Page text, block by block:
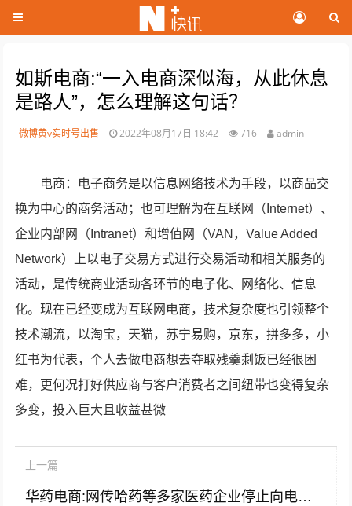
如斯电商:“一入电商深似海，从此休息
是路人”，怎么理解这句话？
微博黄v实时号出售 2022年08月17日 18:42 716 admin
电商：电子商务是以信息网络技术为手段，以商品交
换为中心的商务活动；也可理解为在互联网（Internet）、
企业内部网（Intranet）和增值网（VAN，Value Added
Network）上以电子交易方式进行交易活动和相关服务的
活动，是传统商业活动各环节的电子化、网络化、信息
化。现在已经变成为互联网电商，技术复杂度也引领整个
技术潮流，以淘宝，天猫，苏宁易购，京东，拼多多，小
红书为代表，个人去做电商想去夺取残羹剩饭已经很困
难，更何况打好供应商与客户消费者之间纽带也变得复杂
多变，投入巨大且收益甚微
上一篇
华药电商:网传哈药等多家医药企业停止向电商平台供货，如属实，是怕药价下跌吗？您怎么看？